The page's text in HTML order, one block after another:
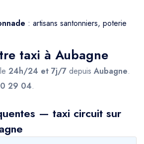
: artisans santonniers, poterie
taxi à Aubagne
24h/24 et 7j/7 depuis Aubagne.
29 04.
— taxi circuit sur